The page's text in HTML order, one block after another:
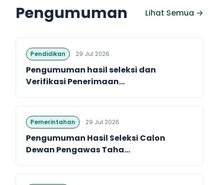
Pengumuman Lihat Semua →
Pendidikan 29 Jul 2026
Pengumuman hasil seleksi dan
Verifikasi Penerimaan...
Pemerintahan 29 Jul 2026
Pengumuman Hasil Seleksi Calon
Dewan Pengawas Taha...